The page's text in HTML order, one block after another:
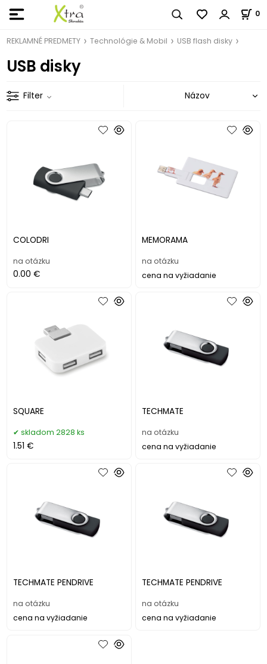
0
REKLAMNÉ PREDMETY Technológie & Mobil USB flash disky
USB disky
Filter
COLODRI
na otázku
0.00 €
MEMORAMA
na otázku
cena na vyžiadanie
SQUARE
skladom 2828 ks
1.51 €
TECHMATE
na otázku
cena na vyžiadanie
TECHMATE PENDRIVE
na otázku
cena na vyžiadanie
TECHMATE PENDRIVE
na otázku
cena na vyžiadanie